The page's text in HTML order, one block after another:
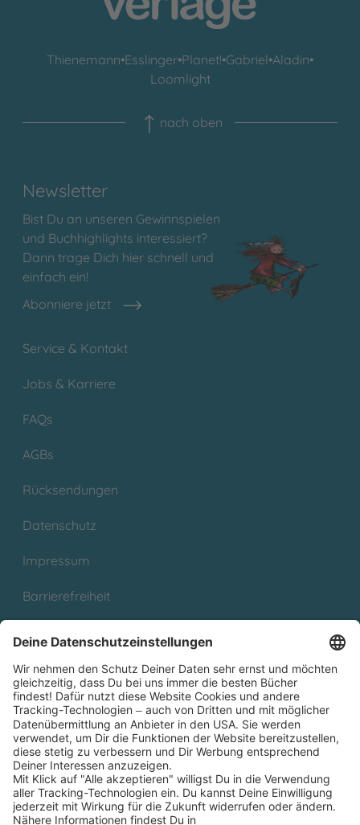
Thienemann•Esslinger•Planet!•Gabriel•Aladin•
Loomlight
nach oben
Newsletter
Bist Du an unseren Gewinnspielen
und Buchhighlights interessiert?
Dann trage Dich hier schnell und
einfach ein!
Abonniere jetzt
Service & Kontakt
Jobs & Karriere
FAQs
AGBs
Rücksendungen
Datenschutz
Impressum
Barrierefreiheit
Partnerprogramm (Affiliate)
Folge uns auf
* Versandkostenfrei ab 9,00 € Bestellwert innerhalb